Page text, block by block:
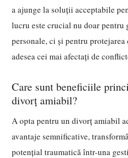
a ajunge la soluții acceptabile
lucru este crucial nu doar
personale, ci și pentru
adesea cei mai afectați de
Care sunt beneficiile
divorț amiabil?
A opta pentru un divorț amiabil
avantaje semnificative,
potențial traumatică într-una